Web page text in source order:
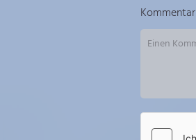
Kommentar